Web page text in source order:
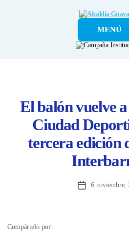
Alcaldía
GuayaquilMENÚ
El balón vuelve
Ciudad
tercera edición
Fecha6 noviembre,
Compártelo por: